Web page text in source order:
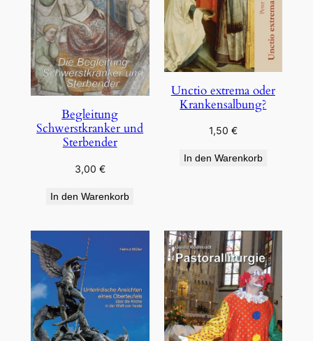
Begleitung
Schwerstkranker und
Sterbender
3,00 €
In den Warenkorb
Unctio extrema oder
Krankensalbung?
1,50 €
In den Warenkorb